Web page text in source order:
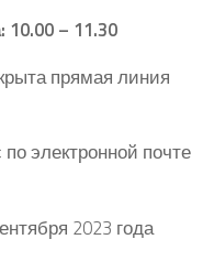
– 11.30
прямая линия
электронной почте
2023 года